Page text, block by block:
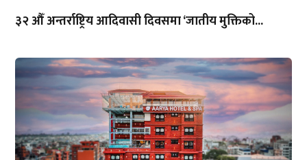
३२ औँ अन्तर्राष्ट्रिय आदिवासी दिवसमा ‘जातीय मुक्तिको...